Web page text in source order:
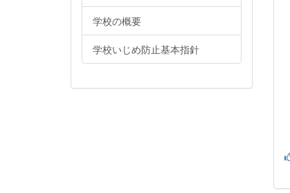
学校の概要
学校いじめ防止基本指針